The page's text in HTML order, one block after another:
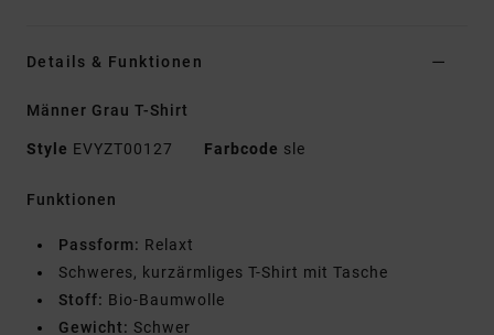
Details & Funktionen
Männer Grau T-Shirt
Style EVYZT00127 Farbcode sle
Funktionen
Passform: Relaxt
Schweres, kurzärmliges T-Shirt mit Tasche
Stoff: Bio-Baumwolle
Gewicht: Schwer